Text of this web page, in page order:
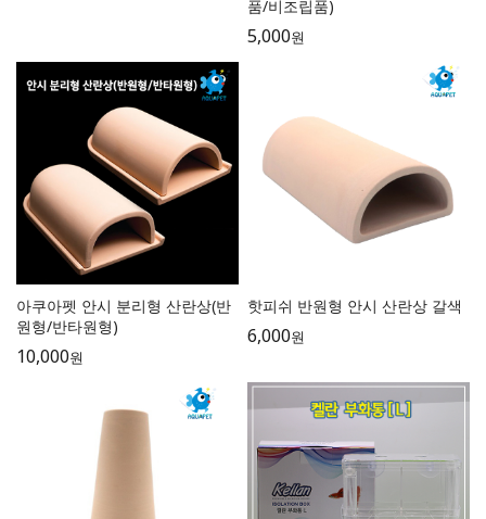
품/비조립품)
5,000원
아쿠아펫 안시 분리형 산란상(반
원형/반타원형)
10,000원
핫피쉬 반원형 안시 산란상 갈색
6,000원